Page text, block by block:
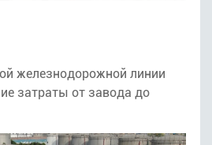
железнодорожной линии
затраты от завода до